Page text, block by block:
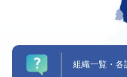
組織一覧・各